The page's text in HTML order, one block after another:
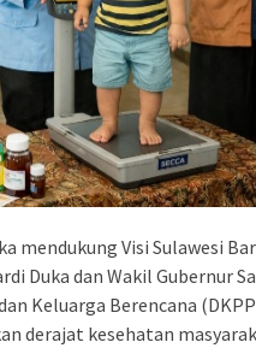
mendukung Visi Sulawesi
Duka dan Wakil Gubernur
Keluarga Berencana
derajat kesehatan